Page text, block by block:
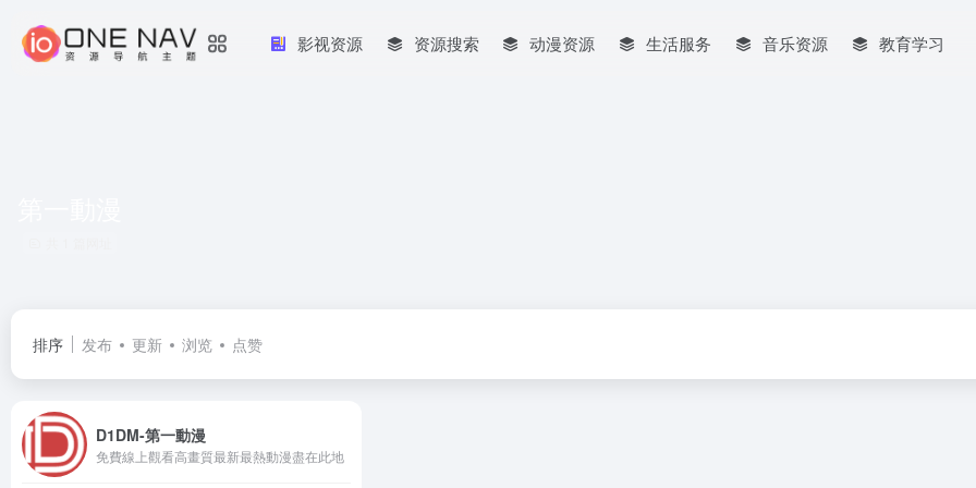
影视资源 资源搜索 动漫资源 生活服务 音乐资源 教育学习
排序 发布 更新 浏览 点赞
D1DM-第一動漫
免費線上觀看高畫質最新最熱動漫盡在此地